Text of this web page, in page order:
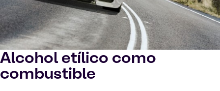
Alcohol etílico como
combustible